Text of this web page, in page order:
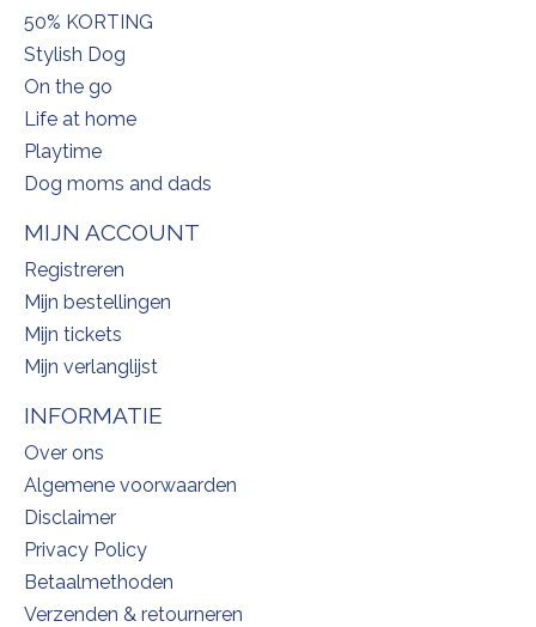
50% KORTING
Stylish Dog
On the go
Life at home
Playtime
Dog moms and dads
MIJN ACCOUNT
Registreren
Mijn bestellingen
Mijn tickets
Mijn verlanglijst
INFORMATIE
Over ons
Algemene voorwaarden
Disclaimer
Privacy Policy
Betaalmethoden
Verzenden & retourneren